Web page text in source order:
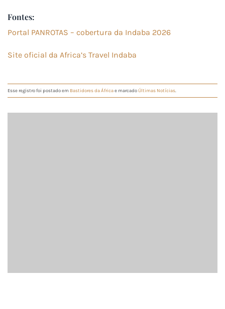
Fontes:
Portal PANROTAS – cobertura da Indaba 2026
Site oficial da Africa’s Travel Indaba
Esse registro foi postado em Bastidores da Áfricae marcadoÚltimas Notícias